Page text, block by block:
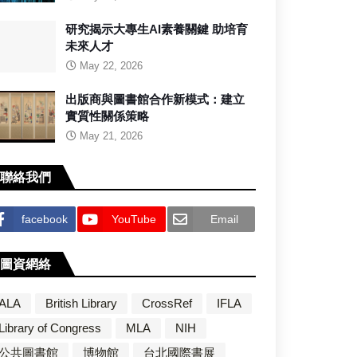
研究揭示大專生AI素養關鍵 助培育
未來人才
May 22, 2026
出版商與圖書館合作新模式：建立
實質性關係策略
May 21, 2026
聯絡我們
facebook YouTube Email
圖資網絡
British Library CrossRef
IFLA
of Congress
MLA
NIH
共圖書館
博物館 台北國際書展